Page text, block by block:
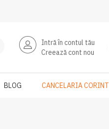
Intră în contul tău
Creează cont nou
BLOG CANCELARIA CORINT